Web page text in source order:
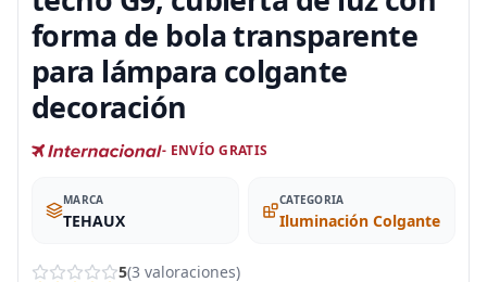
forma de bola transparente
para lámpara colgante
decoración
- ENVÍO GRATIS
MARCA
TEHAUX
CATEGORIA
Iluminación Colgante
5(3 valoraciones)